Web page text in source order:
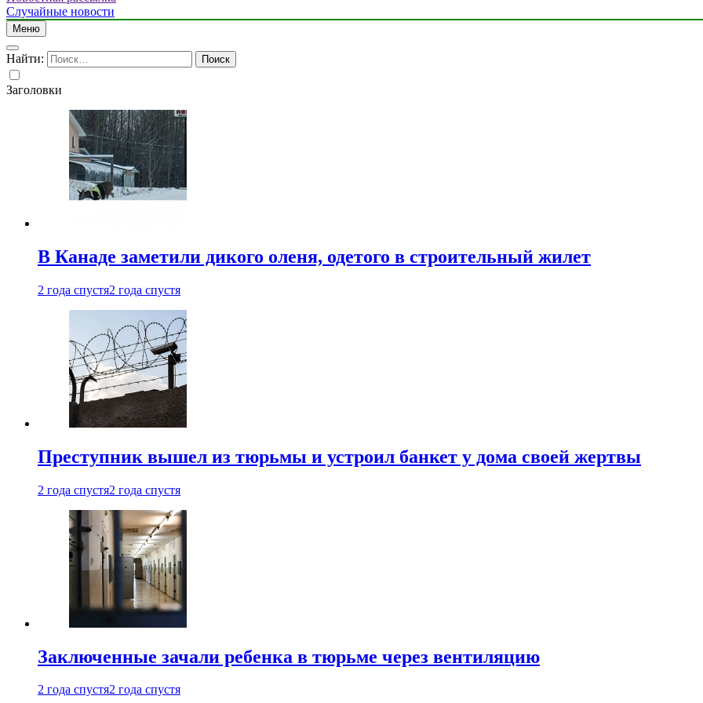
Случайные новости
Меню
Найти:
Заголовки
В Канаде заметили дикого оленя, одетого в строительный жилет
2 года спустя2 года спустя
Преступник вышел из тюрьмы и устроил банкет у дома своей жертвы
2 года спустя2 года спустя
Заключенные зачали ребенка в тюрьме через вентиляцию
2 года спустя2 года спустя